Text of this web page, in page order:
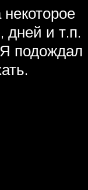
дней и т.п.
подождал